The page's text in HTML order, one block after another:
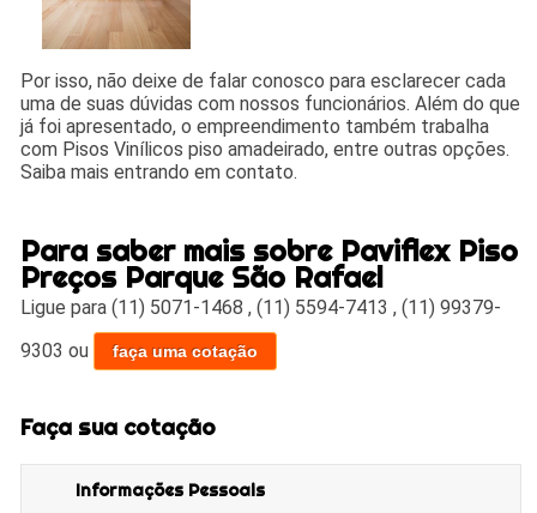
Por isso, não deixe de falar conosco para esclarecer cada
uma de suas dúvidas com nossos funcionários. Além do que
já foi apresentado, o empreendimento também trabalha
com Pisos Vinílicos piso amadeirado, entre outras opções.
Saiba mais entrando em contato.
Para saber mais sobre Paviflex Piso
Preços Parque São Rafael
Ligue para(11) 5071-1468 ,(11) 5594-7413 ,(11) 99379-
9303 ou faça uma cotação
Faça sua cotação
Informações Pessoais